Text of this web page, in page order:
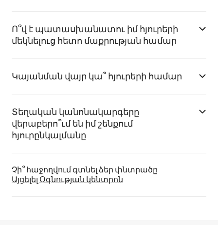
Ո՞վ է պատասխանատու իմ հյուրերի
մեկնելուց հետո մաքրության համար
Կայանման վայր կա՞ հյուրերի համար
Տեղական կանոնակարգերը
վերաբերո՞ւմ են իմ շենքում
հյուրընկալմանը
Չի՞ հաջողվում գտնել ձեր փնտրածը
Այցելել Օգնության կենտրոն